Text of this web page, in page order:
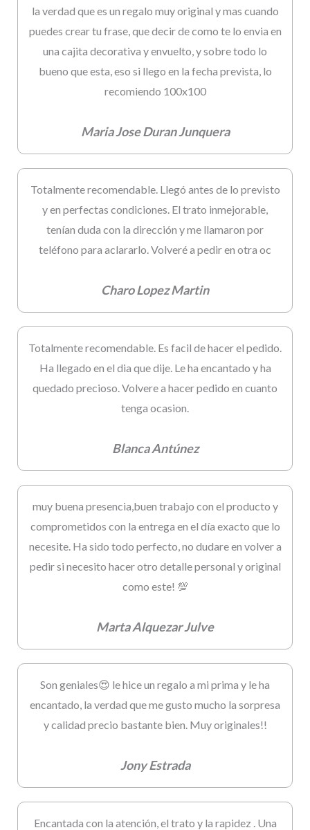
la verdad que es un regalo muy original y mas cuando
puedes crear tu frase, que decir de como te lo envia en
una cajita decorativa y envuelto, y sobre todo lo
bueno que esta, eso si llego en la fecha prevista, lo
recomiendo 100x100
Maria Jose Duran Junquera
Totalmente recomendable. Llegó antes de lo previsto
y en perfectas condiciones. El trato inmejorable,
tenían duda con la dirección y me llamaron por
teléfono para aclararlo. Volveré a pedir en otra oc
Charo Lopez Martin
Totalmente recomendable. Es facil de hacer el pedido.
Ha llegado en el dia que dije. Le ha encantado y ha
quedado precioso. Volvere a hacer pedido en cuanto
tenga ocasion.
Blanca Antúnez
muy buena presencia,buen trabajo con el producto y
comprometidos con la entrega en el día exacto que lo
necesite. Ha sido todo perfecto, no dudare en volver a
pedir si necesito hacer otro detalle personal y original
como este! 💯
Marta Alquezar Julve
Son geniales😍 le hice un regalo a mi prima y le ha
encantado, la verdad que me gusto mucho la sorpresa
y calidad precio bastante bien. Muy originales!!
Jony Estrada
Encantada con la atención, el trato y la rapidez . Una